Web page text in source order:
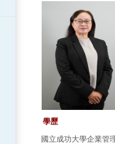
學歷
國立成功大學企業管